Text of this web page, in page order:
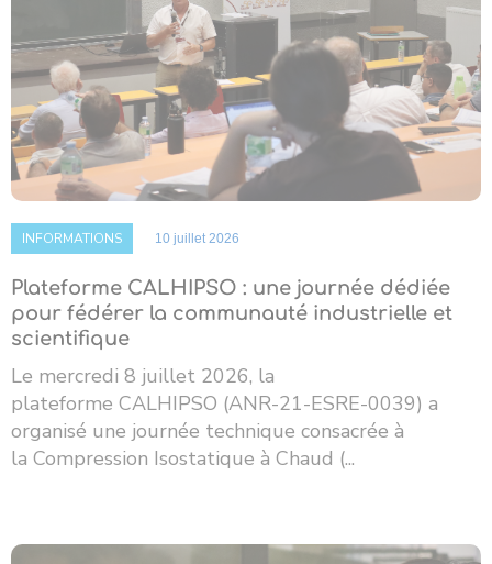
INFORMATIONS 10 juillet 2026
Plateforme CALHIPSO : une journée dédiée
pour fédérer la communauté industrielle et
scientifique
Le mercredi 8 juillet 2026, la
plateforme CALHIPSO (ANR-21-ESRE-0039) a
organisé une journée technique consacrée à
la Compression Isostatique à Chaud (...